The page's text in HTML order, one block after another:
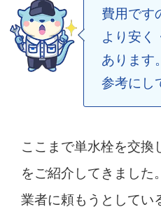
費用です
より安く
あります
参考にし
ここまで単水栓を交換
をご紹介してきました。
業者に頼もうとしてい